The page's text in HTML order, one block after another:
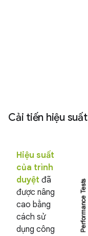
Cải tiến hiệu suất
Hiệu suất
của trình
duyệt đã
được nâng
cao bằng
cách sử
dụng công